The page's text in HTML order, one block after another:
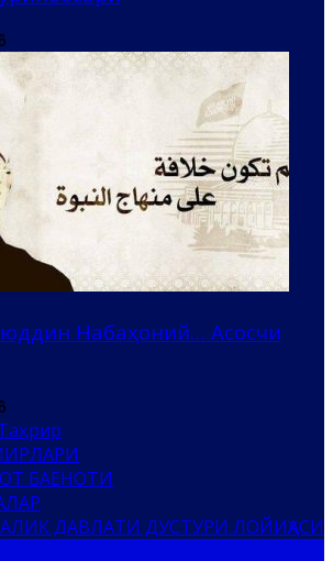
Набаҳоний… Асосчи
БАЁНОТИ
ДАВЛАТИ ДУСТУРИ ЛОЙИҲАСИ